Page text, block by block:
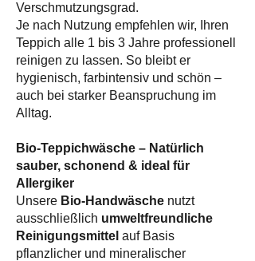
Verschmutzungsgrad.
Je nach Nutzung empfehlen wir, Ihren
Teppich alle 1 bis 3 Jahre professionell
reinigen zu lassen. So bleibt er
hygienisch, farbintensiv und schön –
auch bei starker Beanspruchung im
Alltag.
Bio-Teppichwäsche – Natürlich
sauber, schonend & ideal für
Allergiker
Unsere Bio-Handwäsche nutzt
ausschließlich umweltfreundliche
Reinigungsmittel auf Basis
pflanzlicher und mineralischer